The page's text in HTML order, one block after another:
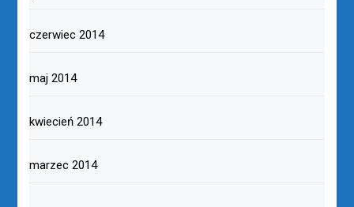
czerwiec 2014
maj 2014
kwiecień 2014
marzec 2014